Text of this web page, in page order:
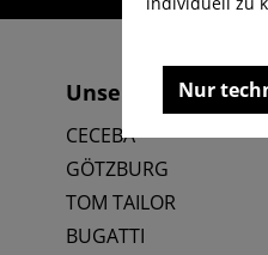
Unsere Marken
CECEBA
GÖTZBURG
TOM TAILOR
BUGATTI
Nur